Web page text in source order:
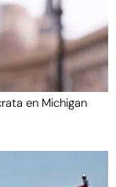
en Michigan